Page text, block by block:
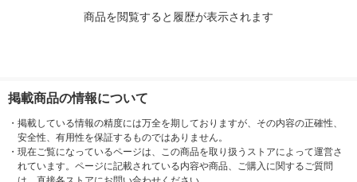
商品を閲覧すると履歴が表示されます
掲載商品の情報について
・ 掲載している情報の精度には万全を期しておりますが、その内容の正確性、
安全性、有用性を保証するものではありません。
・ 現在ご覧になっているページは、この商品を取り扱うストアによって運営さ
れています。ページに記載されている内容や商品、ご購入に関するご質問